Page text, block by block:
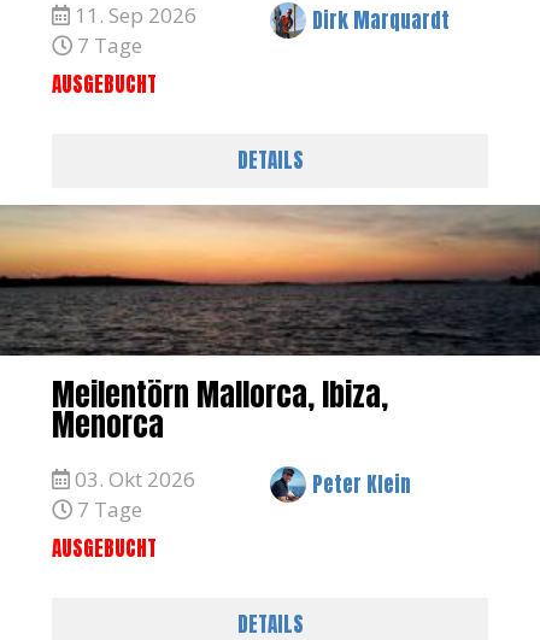
11. Sep 2026
7 Tage
Dirk Marquardt
AUSGEBUCHT
DETAILS
Meilentörn Mallorca, Ibiza,
Menorca
03. Okt 2026
7 Tage
Peter Klein
AUSGEBUCHT
DETAILS